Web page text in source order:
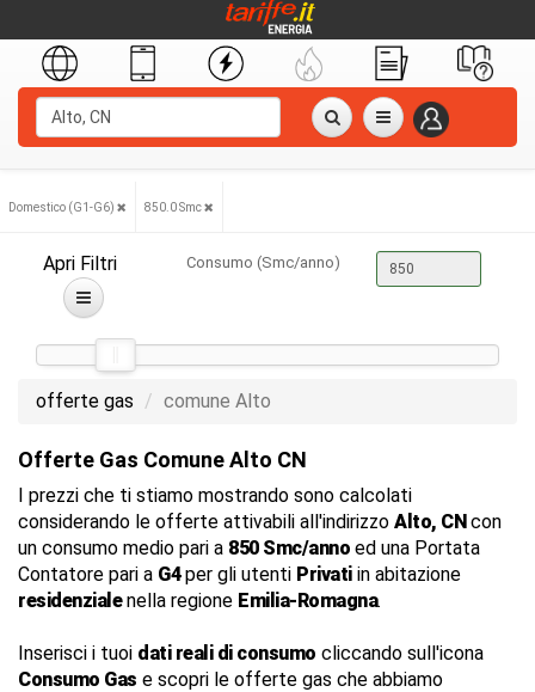
Domestico (G1-G6) 850.0 Smc
Apri Filtri Consumo (Smc/anno)
offerte gas comune Alto
Offerte Gas Comune Alto CN
I prezzi che ti stiamo mostrando sono calcolati
considerando le offerte attivabili all'indirizzo Alto, CNcon
un consumo medio pari a 850 Smc/anno ed una Portata
Contatore pari a G4per gli utenti Privatiin abitazione
residenzialenella regione Emilia-Romagna.
Inserisci i tuoi dati reali di consumo cliccando sull'icona
Consumo Gas e scopri le offerte gas che abbiamo